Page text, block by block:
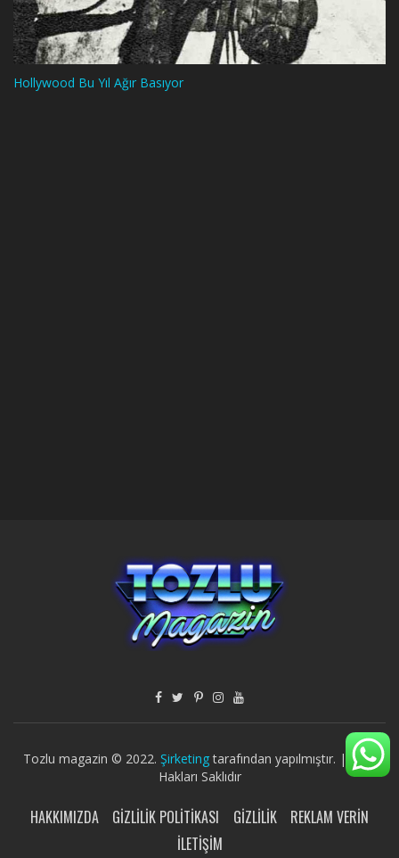
Hollywood Bu Yıl Ağır Basıyor
Tozlu magazin © 2022. Şirketingtarafından yapılmıştır. | Tüm
Hakları Saklıdır
HAKKIMIZDA GIZLILIK POLITIKASI GIZLILIK
REKLAM VERIN
İLETIŞIM